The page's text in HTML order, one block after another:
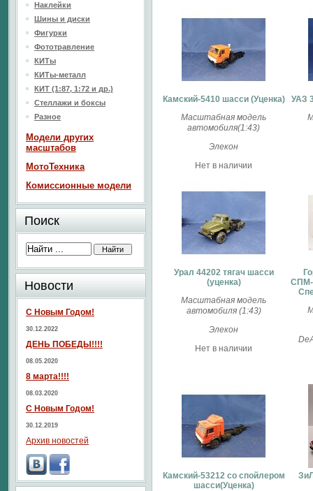
Камский-5410 шасси (Уценка)
Масштабная модель
автомобиля(1:43)
Элекон
Нет в наличии
УАЗ
Урал 44202 тягач шасси
(уценка)
Масштабная модель
автомобиля (1:43)
Элекон
Нет в наличии
СПМ-
Камский-53212 со спойлером
шасси(Уценка)
Наклейки
Шины и диски
Фигурки
Фототравление
КИТы
КИТы-металл
КИТ (1:87, 1:72 и др.)
Стеллажи и боксы
Разное
Модели других
масштабов
МотоТехника
Комиссионные модели
Поиск
Новости
С Новым Годом!
30.12.2022
ДЕНЬ ПОБЕДЫ!!!!
08.05.2020
8 марта!!!!
08.03.2020
С Новым Годом!
30.12.2019
Архив новостей